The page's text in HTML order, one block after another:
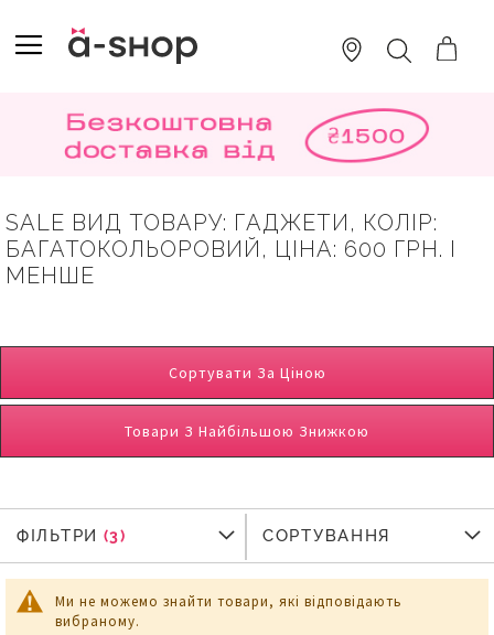
TO
CONTENT
ПОШУК
SALE ВИД ТОВАРУ: ГАДЖЕТИ, КОЛІР:
БАГАТОКОЛЬОРОВИЙ, ЦІНА: 600 ГРН. І
МЕНШЕ
Сортувати За Ціною
Товари З Найбільшою Знижкою
Ми не можемо знайти товари, які відповідають
вибраному.
ФІЛЬТРИ
ФІЛЬТРИ СОРТУВАННЯ